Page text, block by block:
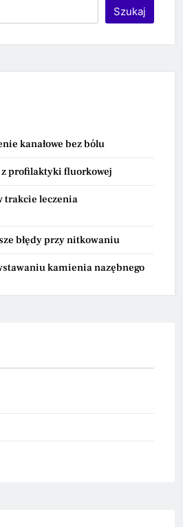
Szukaj
kanałowe bez bólu
z profilaktyki fluorkowej
trakcie leczenia
błędy przy nitkowaniu
kamienia nazębnego